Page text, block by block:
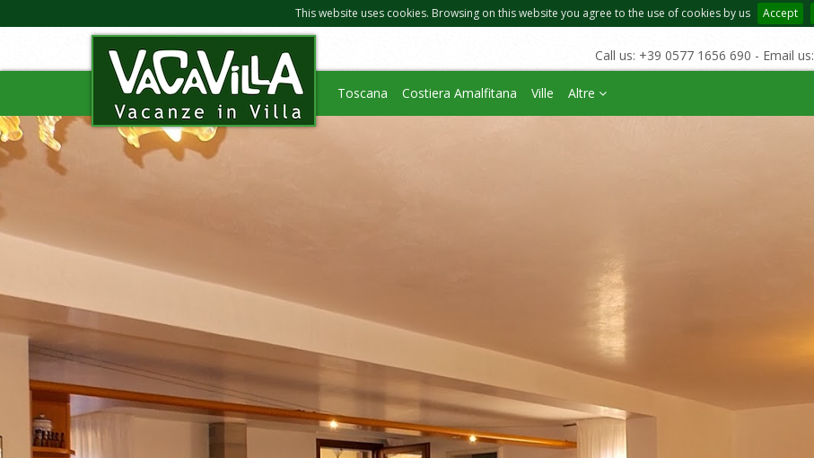
This website uses cookies. Browsing on this website you agree to the use of cookies by us Accept
Call us: +39 0577 1656 690 - Email us:
Toscana Costiera Amalfitana Ville Altre